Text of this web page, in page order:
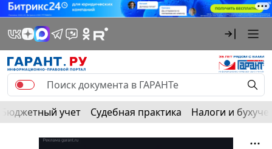
Бюджетный учет Судебная практика Налоги и